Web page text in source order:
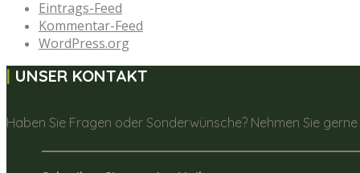
Eintrags-Feed
Kommentar-Feed
WordPress.org
UNSER KONTAKT
Haben Sie Fragen oder Sonderwünsche? Nehmen Sie